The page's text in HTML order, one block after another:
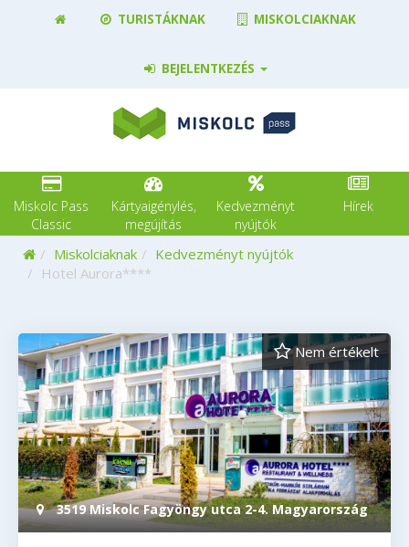
TURISTÁKNAK MISKOLCIAKNAK
BEJELENTKEZÉS
Miskolc Pass
Classic
Kártyaigénylés,
megújítás
Kedvezményt
nyújtók
Hírek
Kezdőoldal
Miskolciaknak
Kedvezményt nyújtók
Hotel Aurora****
3519 Miskolc Fagyöngy utca 2-4. Magyarország
Nem értékelt